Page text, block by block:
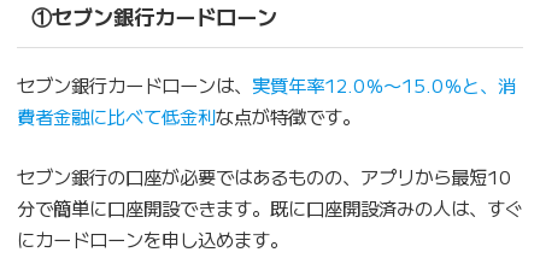
①セブン銀行カードローン
セブン銀行カードローンは、 実質年率12.0％〜15.0％と、消
費者金融に比べて低金利な点が特徴です。
セブン銀行の口座が必要ではあるものの、アプリから最短10
分で簡単に口座開設できます。既に口座開設済みの人は、すぐ
にカードローンを申し込めます。